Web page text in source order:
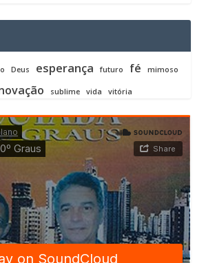
Deus esperança futuro fé mimoso
sublime vida vitória